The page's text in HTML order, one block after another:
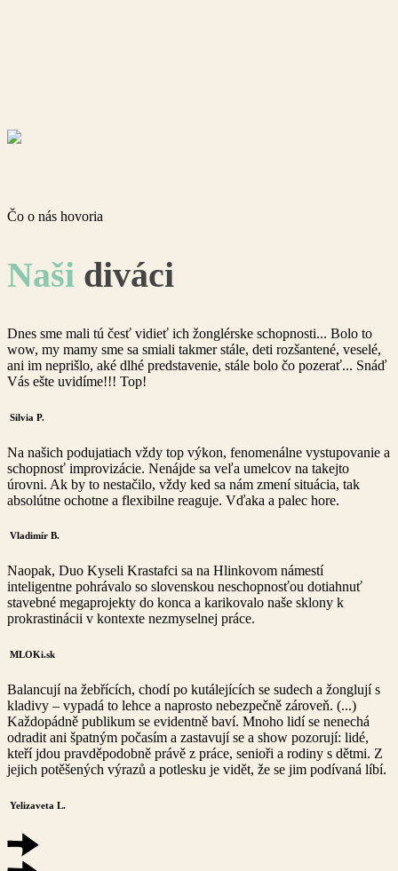
Čo o nás hovoria
Naši diváci
Dnes sme mali tú česť vidieť ich žonglérske schopnosti... Bolo to
wow, my mamy sme sa smiali takmer stále, deti rozšantené, veselé,
ani im neprišlo, aké dlhé predstavenie, stále bolo čo pozerať... Snáď
Vás ešte uvidíme!!! Top!
Silvia P.
Na našich podujatiach vždy top výkon, fenomenálne vystupovanie a
schopnosť improvizácie. Nenájde sa veľa umelcov na takejto
úrovni. Ak by to nestačilo, vždy ked sa nám zmení situácia, tak
absolútne ochotne a flexibilne reaguje. Vďaka a palec hore.
Vladimír B.
Naopak, Duo Kyseli Krastafci sa na Hlinkovom námestí
inteligentne pohrávalo so slovenskou neschopnosťou dotiahnuť
stavebné megaprojekty do konca a karikovalo naše sklony k
prokrastinácii v kontexte nezmyselnej práce.
MLOKi.sk
Balancují na žebřících, chodí po kutálejících se sudech a žonglují s
kladivy – vypadá to lehce a naprosto nebezpečně zároveň. (...)
Každopádně publikum se evidentně baví. Mnoho lidí se nenechá
odradit ani špatným počasím a zastavují se a show pozorují: lidé,
kteří jdou pravděpodobně právě z práce, senioři a rodiny s dětmi. Z
jejich potěšených výrazů a potlesku je vidět, že se jim podívaná líbí.
Yelizaveta L.